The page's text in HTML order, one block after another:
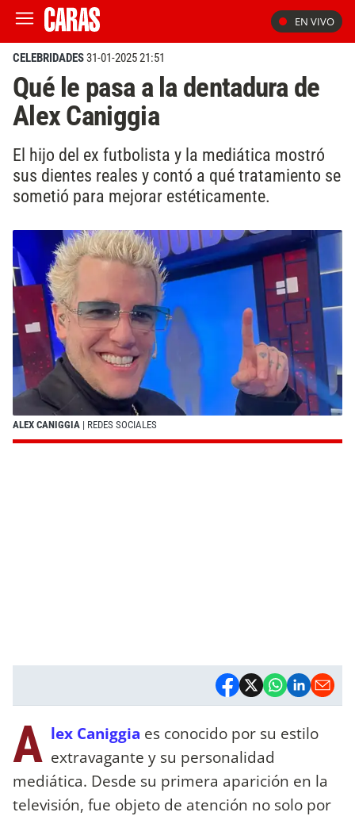
EN VIVO
CELEBRIDADES31-01-2025 21:51
Qué le pasa a la dentadura de
Alex Caniggia
El hijo del ex futbolista y la mediática mostró
sus dientes reales y contó a qué tratamiento se
sometió para mejorar estéticamente.
ALEX CANIGGIA | REDES SOCIALES
A lex Caniggia es conocido por su estilo
extravagante y su personalidad
mediática. Desde su primera aparición en la
televisión, fue objeto de atención no solo por